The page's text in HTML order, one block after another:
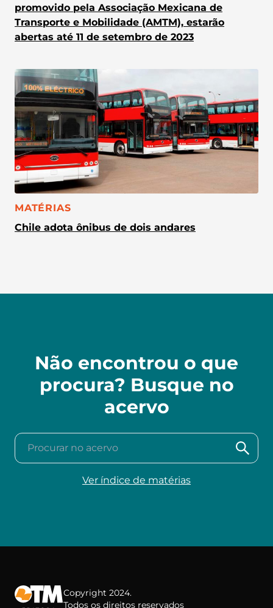
promovido pela Associação Mexicana de
Transporte e Mobilidade (AMTM), estarão
abertas até 11 de setembro de 2023
CATEGORIA:
MATÉRIAS
Chile adota ônibus de dois andares
Não encontrou o que
procura? Busque no
acervo
Procurar no acervo
Ver índice de matérias
Copyright 2024.
Todos os direitos reservados